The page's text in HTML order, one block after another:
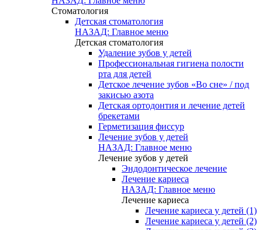
Стоматология
Детская стоматология
НАЗАД: Главное меню
Детская стоматология
Удаление зубов у детей
Профессиональная гигиена полости
рта для детей
Детское лечение зубов «Во сне» / под
закисью азота
Детская ортодонтия и лечение детей
брекетами
Герметизация фиссур
Лечение зубов у детей
НАЗАД: Главное меню
Лечение зубов у детей
Эндодонтическое лечение
Лечение кариеса
НАЗАД: Главное меню
Лечение кариеса
Лечение кариеса у детей (1)
Лечение кариеса у детей (2)